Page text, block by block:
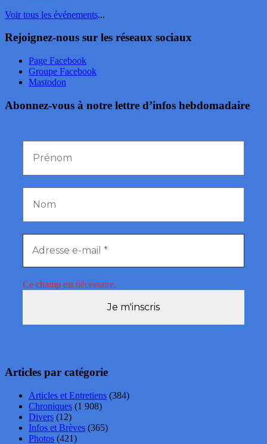
Voir tous les événements...
Rejoignez-nous sur les réseaux sociaux
Page Facebook
Groupe Facebook
Mastodon
Abonnez-vous à notre lettre d’infos hebdomadaire
Ce champ est nécessaire.
Articles par catégorie
Articles et Entretiens (384)
Chroniques (1 908)
Divers (12)
Infos et Brèves (365)
Photos (421)